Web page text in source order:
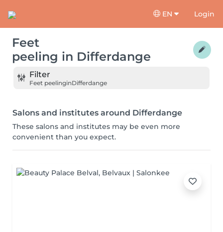
EN Login
Feet
peeling in Differdange
Filter
Feet peelinginDifferdange
Salons and institutes around Differdange
These salons and institutes may be even more
convenient than you expect.